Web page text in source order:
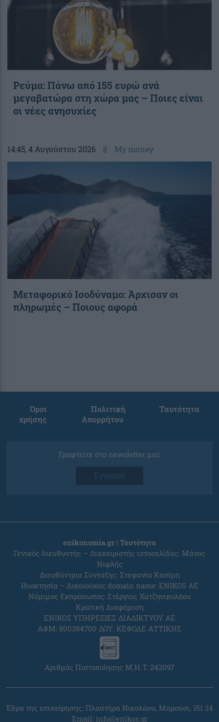
Ρεύμα: Πάνω από 155 ευρώ ανά
μεγαβατώρα στη χώρα μας – Ποιες είναι
οι νέες ανησυχίες
14:45, 4 Αυγούστου 2026 || My money
Μεταφορικό Ισοδύναμο: Άρχισαν οι
πληρωμές – Ποιους αφορά
Όροι
χρήσης
Πολιτική
Απορρήτου
Ταυτότητα
Γραφτείτε στο newsletter μας
Εγγραφή
enikonomia.gr | Ταυτότητα
Γενικός διευθυντής – Διαχειριστής ιστοσελίδας: Μάνος
Νιφλής
Διευθύντρια Σύνταξης: Στεφανία Κασίμη
Ιδιοκτησία – Δικαιούχος domain name: ENIKOS AE
Νόμιμος Εκπρόσωπος: Στέργιος Χατζηνικολάου
Κρατική Διαφήμιση
ΕΝΙΚΟΣ ΥΠΗΡΕΣΙΕΣ ΔΙΑΔΙΚΤΥΟΥ ΑΕ
ΑΦΜ: 800384700 ΔΟΥ: ΚΕΦΟΔΕ ΑΤΤΙΚΗΣ
Αριθμός Πιστοποίησης Μ.Η.Τ. 242097
Έδρα της επιχείρησης: Πλαστήρα Νικολάου, Μαρούσι, 151 24
Email: info@enikos.gr